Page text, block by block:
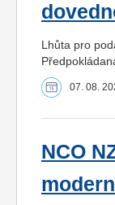
Lhůta pro
07. 08.
NCO